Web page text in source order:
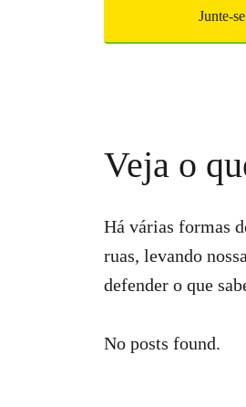
Junte-
Veja o
Há várias formas
ruas, levando
defender o que
No posts found.